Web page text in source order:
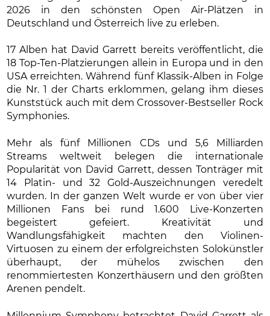
2026 in den schönsten Open Air-Plätzen in
Deutschland und Österreich live zu erleben.
17 Alben hat David Garrett bereits veröffentlicht, die
18 Top-Ten-Platzierungen allein in Europa und in den
USA erreichten. Während fünf Klassik-Alben in Folge
die Nr. 1 der Charts erklommen, gelang ihm dieses
Kunststück auch mit dem Crossover-Bestseller Rock
Symphonies.
Mehr als fünf Millionen CDs und 5,6 Milliarden
Streams weltweit belegen die internationale
Popularität von David Garrett, dessen Tonträger mit
14 Platin- und 32 Gold-Auszeichnungen veredelt
wurden. In der ganzen Welt wurde er von über vier
Millionen Fans bei rund 1.600 Live-Konzerten
begeistert gefeiert. Kreativität und
Wandlungsfähigkeit machten den Violinen-
Virtuosen zu einem der erfolgreichsten Solokünstler
überhaupt, der mühelos zwischen den
renommiertesten Konzerthäusern und den größten
Arenen pendelt.